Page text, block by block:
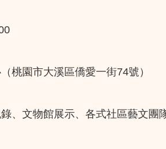
桃園市大溪區僑愛一街74號）
、文物館展示、各式社區藝文團